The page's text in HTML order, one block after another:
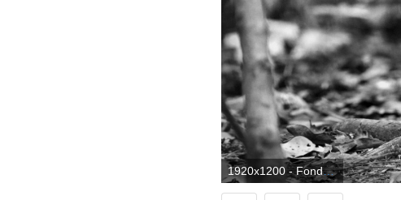
1920x1200 - Fondos de pantalla de Panteras, Fondos de pantalla gratis. Fondo para computadora de panteras negras.